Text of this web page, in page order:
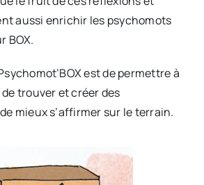
aussi enrichir les psychomots
BOX.
est de permettre à
trouver et créer des
mieux s’affirmer sur le terrain.